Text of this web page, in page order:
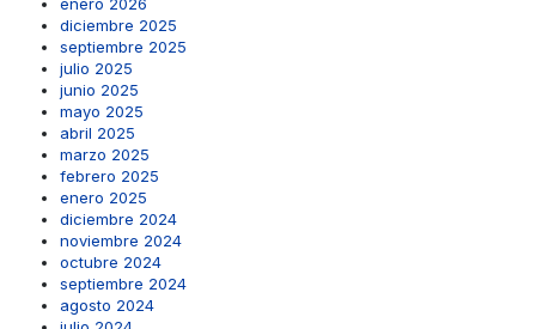
diciembre 2025
septiembre 2025
julio 2025
junio 2025
mayo 2025
abril 2025
marzo 2025
febrero 2025
enero 2025
diciembre 2024
noviembre 2024
octubre 2024
septiembre 2024
agosto 2024